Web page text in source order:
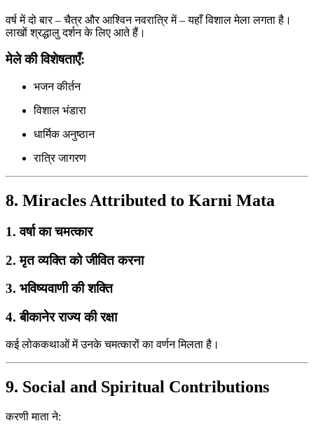
वर्ष में दो बार – चैत्र और आश्विन नवरात्रि में – यहाँ विशाल मेला लगता है।
लाखों श्रद्धालु दर्शन के लिए आते हैं।
मेले की विशेषताएँ:
भजन कीर्तन
विशाल भंडारा
धार्मिक अनुष्ठान
रात्रि जागरण
8. Miracles Attributed to Karni Mata
1. वर्षा का चमत्कार
2. मृत व्यक्ति को जीवित करना
3. भविष्यवाणी की शक्ति
4. बीकानेर राज्य की रक्षा
कई लोककथाओं में उनके चमत्कारों का वर्णन मिलता है।
9. Social and Spiritual Contributions
करणी माता ने: